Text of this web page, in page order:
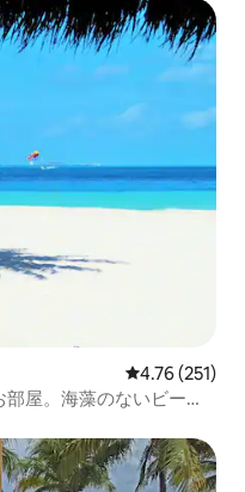
レビュー251
4.76 (251)
屋。海藻のないビー